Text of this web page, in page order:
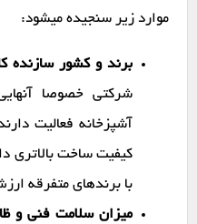
موارد زیر سنجیده میشود:
برند و کشور سازنده
شرکتی خصوصا
آشپزخانه فعالیت
کیفیت ساخت بالاتری
با برندهای متفرقه
میزان سلامت فنی و